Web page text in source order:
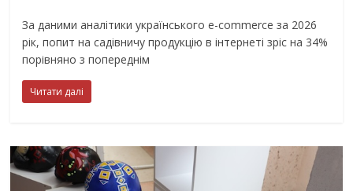
За даними аналітики українського e-commerce за 2026
рік, попит на садівничу продукцію в інтернеті зріс на 34%
порівняно з попереднім
Читати далі